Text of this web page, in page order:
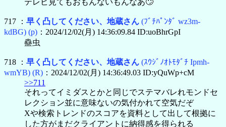
テレビ見てもおもんないもんなあ🙄
717 ： 早く凸してください、地蔵さん (ﾌﾞﾁﾊﾟﾝﾀﾞ wz3m-
kdBG) (p) ：2024/12/02(月) 14:36:09.84 ID:uoBhrGpI
蠱虫
718 ： 早く凸してください、地蔵さん (ｽｳｼﾞﾉｵﾄﾓﾀﾞﾁ Ipmh-
wmYB) (R) ：2024/12/02(月) 14:36:49.03 ID:yQuWp+cM
>>711
それってイミダスとかと同じでステマバレれモンドセ
レクション並に意味ないの気付かれて空気だぞ
Xや検索トレンドのスコアを資料として出して根拠に
した方がまだクライアントに納得感を得られる